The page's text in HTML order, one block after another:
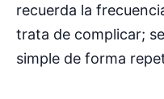
recuerda la
trata de complicar;
simple de forma